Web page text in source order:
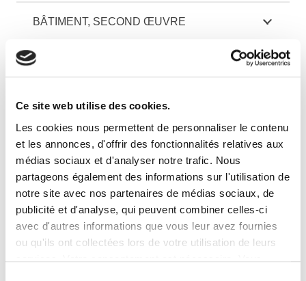
Ce site web utilise des cookies.
Les cookies nous permettent de personnaliser le contenu
et les annonces, d'offrir des fonctionnalités relatives aux
médias sociaux et d'analyser notre trafic. Nous
partageons également des informations sur l'utilisation de
notre site avec nos partenaires de médias sociaux, de
publicité et d'analyse, qui peuvent combiner celles-ci
avec d'autres informations que vous leur avez fournies
ou qu'ils ont collectées lors de votre utilisation de leurs
BÂTIMENT, SECOND ŒUVRE